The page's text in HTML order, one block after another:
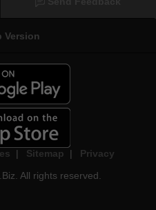
Version
| Sitemap |
Privacy
All rights reserved.